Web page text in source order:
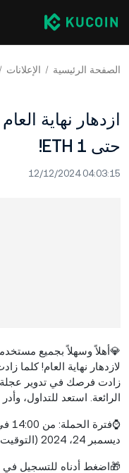
الصفحة الرئيسية الإعلانات
ازدهار نهاية
حتى 1 ETH!
12/12/2024 04:03:15
💎أهلاً وسهلاً بجميع
لازدهار نهاية العام! كلما
زادت فرصك في تدوير
الرائعة. استعد للتداول،
⌚فترة الحملة: من 14:00 في
ديسمبر 24، 2024 (التوقيت العالمي المنسق)
🎁اضغط أدناه للتسجيل في